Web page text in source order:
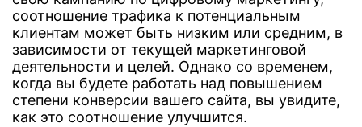
соотношение трафика к потенциальным
клиентам может быть низким или средним, в
зависимости от текущей маркетинговой
деятельности и целей. Однако со временем,
когда вы будете работать над повышением
степени конверсии вашего сайта, вы увидите,
как это соотношение улучшится.